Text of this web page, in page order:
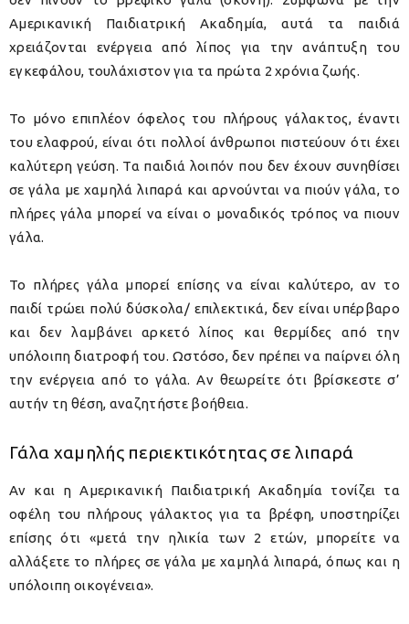
Αμερικανική Παιδιατρική Ακαδημία, αυτά τα παιδιά
χρειάζονται ενέργεια από λίπος για την ανάπτυξη του
εγκεφάλου, τουλάχιστον για τα πρώτα 2 χρόνια ζωής.
Το μόνο επιπλέον όφελος του πλήρους γάλακτος, έναντι
του ελαφρού, είναι ότι πολλοί άνθρωποι πιστεύουν ότι έχει
καλύτερη γεύση. Τα παιδιά λοιπόν που δεν έχουν συνηθίσει
σε γάλα με χαμηλά λιπαρά και αρνούνται να πιούν γάλα, το
πλήρες γάλα μπορεί να είναι ο μοναδικός τρόπος να πιουν
γάλα.
Το πλήρες γάλα μπορεί επίσης να είναι καλύτερο, αν το
παιδί τρώει πολύ δύσκολα/ επιλεκτικά, δεν είναι υπέρβαρο
και δεν λαμβάνει αρκετό λίπος και θερμίδες από την
υπόλοιπη διατροφή του. Ωστόσο, δεν πρέπει να παίρνει όλη
την ενέργεια από το γάλα. Αν θεωρείτε ότι βρίσκεστε σ’
αυτήν τη θέση, αναζητήστε βοήθεια.
Γάλα χαμηλής περιεκτικότητας σε λιπαρά
Αν και η Αμερικανική Παιδιατρική Ακαδημία τονίζει τα
οφέλη του πλήρους γάλακτος για τα βρέφη, υποστηρίζει
επίσης ότι «μετά την ηλικία των 2 ετών, μπορείτε να
αλλάξετε το πλήρες σε γάλα με χαμηλά λιπαρά, όπως και η
υπόλοιπη οικογένεια».